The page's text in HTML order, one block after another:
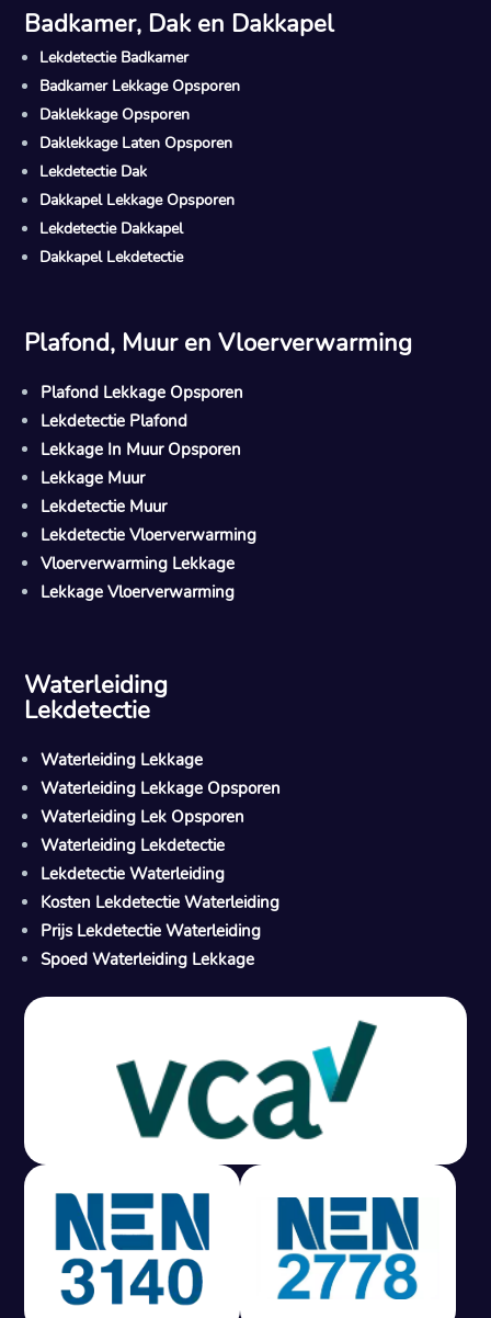
M
Gratis offerte in 24 uur
Geen lekkage? Geen betaling.
Vast tarief van € 395,- exc btw.
Rapport binnen 3 werkdagen.
100% RIsicovrij.
Vaak vergoed door verzekeraar.
Badkamer, Dak en Dakkapel
Lekdetectie Badkamer
Badkamer Lekkage Opsporen
Daklekkage Opsporen
Daklekkage Laten Opsporen
Lekdetectie Dak
Dakkapel Lekkage Opsporen
Lekdetectie Dakkapel
Dakkapel Lekdetectie
Plafond, Muur en Vloerverwarming
Plafond Lekkage Opsporen
Lekdetectie Plafond
Lekkage In Muur Opsporen
Lekkage Muur
Lekdetectie Muur
Lekdetectie Vloerverwarming
Vloerverwarming Lekkage
Lekkage Vloerverwarming
Waterleiding
Lekdetectie
Waterleiding Lekkage
Waterleiding Lekkage Opsporen
Waterleiding Lek Opsporen
Waterleiding Lekdetectie
Lekdetectie Waterleiding
Kosten Lekdetectie Waterleiding
Prijs Lekdetectie Waterleiding
Spoed Waterleiding Lekkage